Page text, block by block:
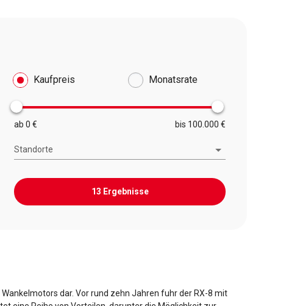
Kaufpreis Monatsrate
ab 0 € bis 100.000 €
Standorte
13 Ergebnisse
dar. Vor rund zehn Jahren fuhr der RX-8 mit